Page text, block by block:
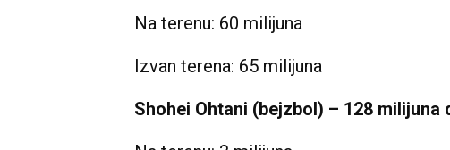
Na terenu: 60 milijuna
Izvan terena: 65 milijuna
Shohei Ohtani (bejzbol) – 128 milijuna